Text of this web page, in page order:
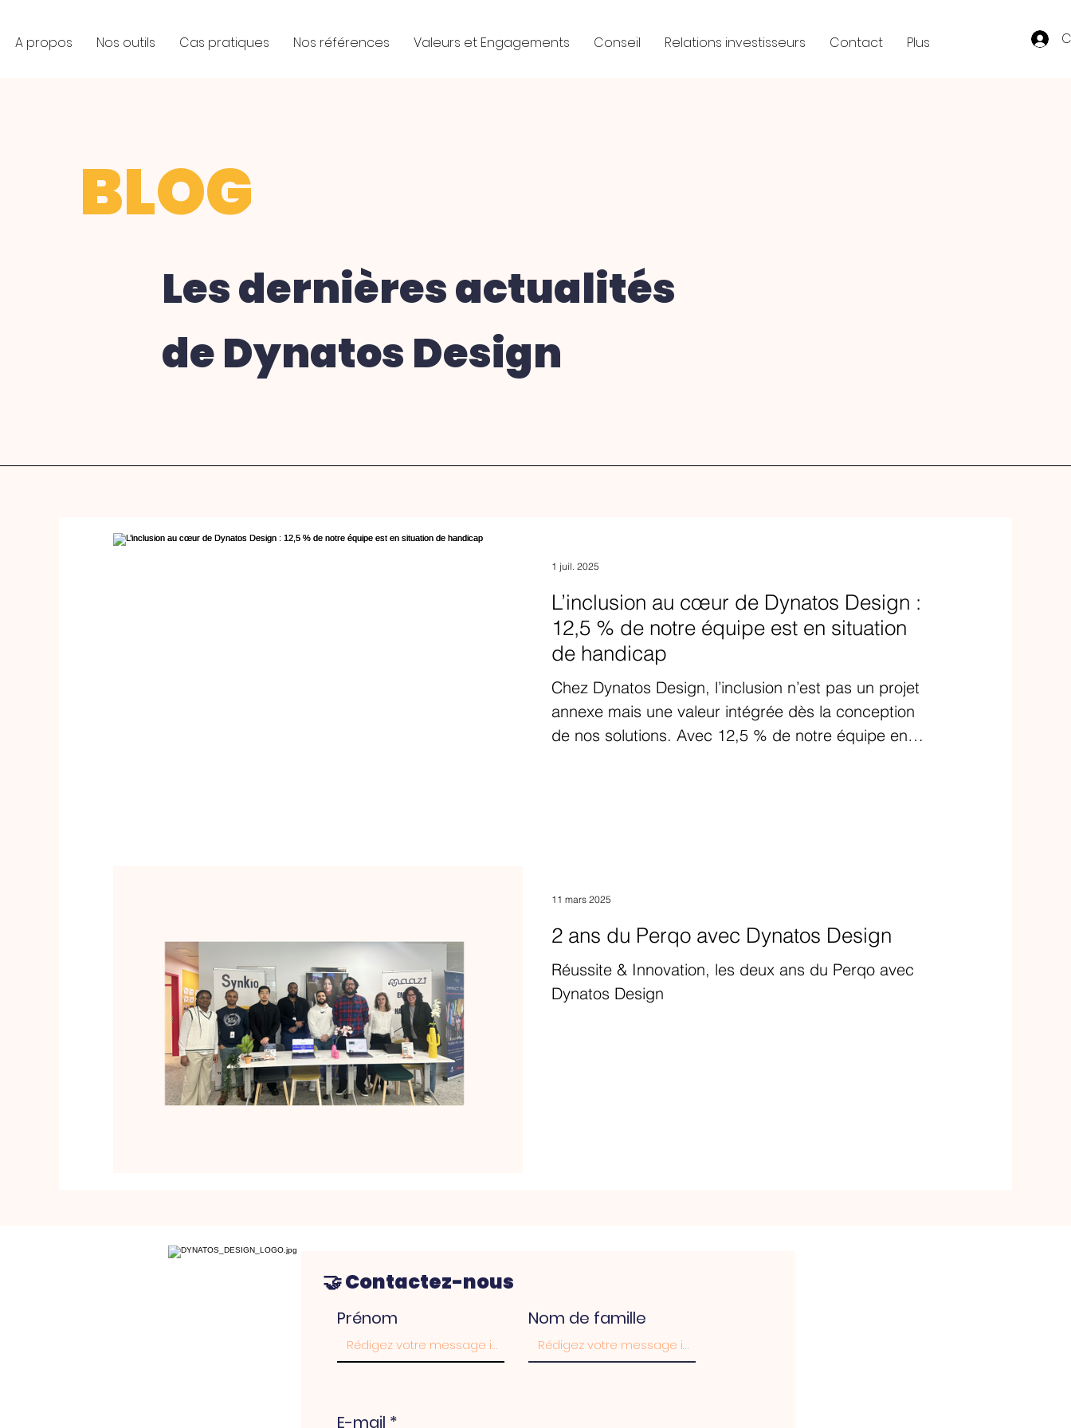
A propos Nos outils Cas pratiques Nos références Valeurs et Engagements Conseil Relations investisseurs Contact Plus
BLOG
Les dernières actualités
de Dynatos Design
L’inclusion au cœur de Dynatos Design :
12,5 % de notre équipe est en situation
de handicap
Chez Dynatos Design, l’inclusion n’est pas un projet
annexe mais une valeur intégrée dès la conception
de nos solutions. Avec 12,5 % de notre équipe en
1 juil. 2025
2 ans du Perqo avec Dynatos Design
Réussite & Innovation, les deux ans du Perqo avec
Dynatos Design
11 mars 2025
🤝 Contactez-nous
Prénom Nom de famille
E-mail